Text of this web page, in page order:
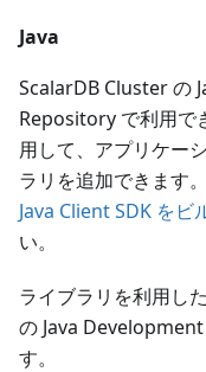
Java
ScalarDB Cluster の
Repository で利用で
用して、アプリケー
ラリを追加できます
Java Client SDK をビ
い。
ライブラリを利用し
の Java
す。